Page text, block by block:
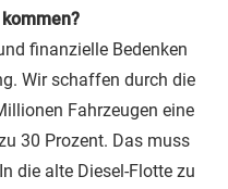
finanzielle Bedenken
Wir schaffen durch die
Fahrzeugen eine
30 Prozent. Das muss
die alte Diesel-Flotte zu